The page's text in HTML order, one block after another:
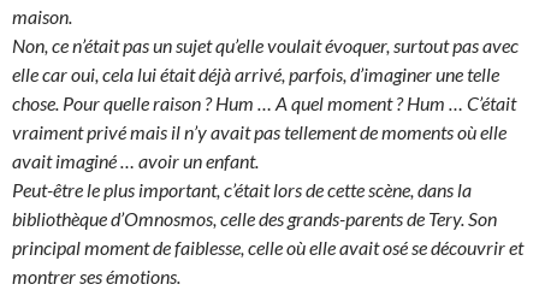
maison.
Non, ce n’était pas un sujet qu’elle voulait évoquer, surtout pas avec
elle car oui, cela lui était déjà arrivé, parfois, d’imaginer une telle
chose. Pour quelle raison ? Hum … A quel moment ? Hum … C’était
vraiment privé mais il n’y avait pas tellement de moments où elle
avait imaginé … avoir un enfant.
Peut-être le plus important, c’était lors de cette scène, dans la
bibliothèque d’Omnosmos, celle des grands-parents de Tery. Son
principal moment de faiblesse, celle où elle avait osé se découvrir et
montrer ses émotions.